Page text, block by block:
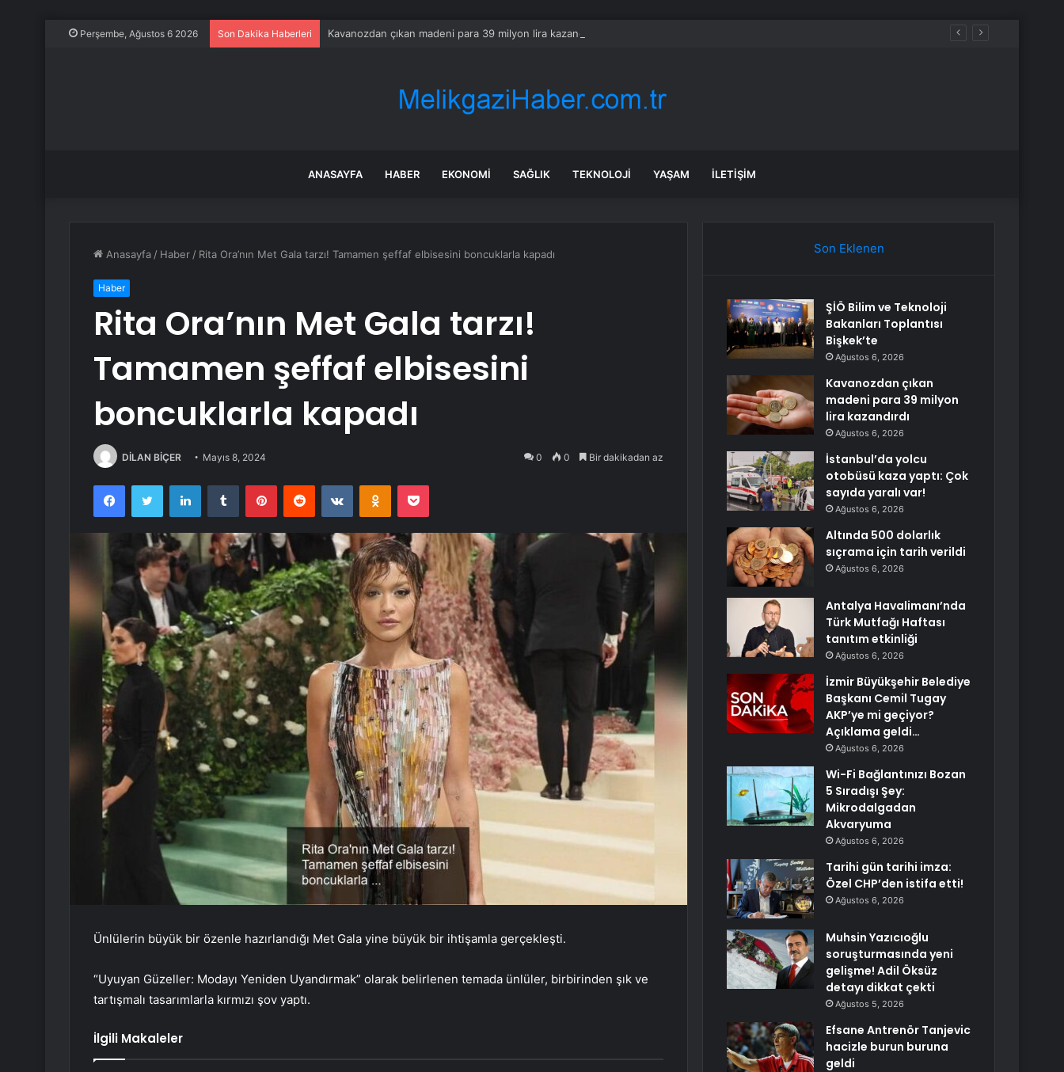
Perşembe, Ağustos 6 2026 Son Dakika Haberleri Kavanozdan çıkan madeni para 39 milyon lira kazandırdı
ANASAYFA HABER EKONOMI SAĞLIK TEKNOLOJI YAŞAM İLETIŞIM
Anasayfa / Haber / Rita Ora’nın Met Gala tarzı! Tamamen şeffaf elbisesini boncuklarla kapadı
Haber
Rita Ora’nın Met Gala tarzı!
Tamamen şeffaf elbisesini
boncuklarla kapadı
DİLAN BİÇER Mayıs 8, 2024 0 0 Bir dakikadan az
FacebookTwitter LinkedInTumblr PinterestReddit VKontakteOdnoklassniki
Pocket
Ünlülerin büyük bir özenle hazırlandığı Met Gala yine büyük bir ihtişamla gerçekleşti.
“Uyuyan Güzeller: Modayı Yeniden Uyandırmak” olarak belirlenen temada ünlüler, birbirinden şık ve
tartışmalı tasarımlarla kırmızı şov yaptı.
İlgili Makaleler
Son Eklenen
ŞİÖ Bilim ve Teknoloji
Bakanları Toplantısı
Bişkek’te
Ağustos 6, 2026
Kavanozdan çıkan
madeni para 39 milyon
lira kazandırdı
Ağustos 6, 2026
İstanbul’da yolcu
otobüsü kaza yaptı: Çok
sayıda yaralı var!
Ağustos 6, 2026
Altında 500 dolarlık
sıçrama için tarih verildi
Ağustos 6, 2026
Antalya Havalimanı’nda
Türk Mutfağı Haftası
tanıtım etkinliği
Ağustos 6, 2026
İzmir Büyükşehir Belediye
Başkanı Cemil Tugay
AKP’ye mi geçiyor?
Açıklama geldi…
Ağustos 6, 2026
Wi-Fi Bağlantınızı Bozan
5 Sıradışı Şey:
Mikrodalgadan
Akvaryuma
Ağustos 6, 2026
Tarihi gün tarihi imza:
Özel CHP’den istifa etti!
Ağustos 6, 2026
Muhsin Yazıcıoğlu
soruşturmasında yeni
gelişme! Adil Öksüz
detayı dikkat çekti
Ağustos 5, 2026
Efsane Antrenör Tanjevic
hacizle burun buruna
geldi